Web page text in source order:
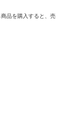
品を購入すると、売